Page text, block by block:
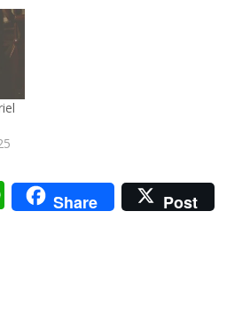
WhatsApp
Share Post